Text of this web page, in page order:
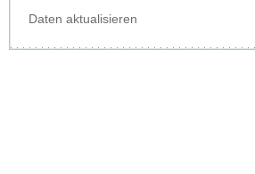
Daten aktualisieren